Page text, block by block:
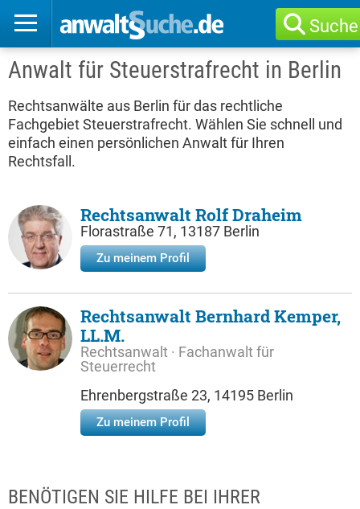
Suche
Anwalt für Steuerstrafrecht in Berlin
Rechtsanwälte aus Berlin für das rechtliche
Fachgebiet Steuerstrafrecht. Wählen Sie schnell und
einfach einen persönlichen Anwalt für Ihren
Rechtsfall.
Rechtsanwalt Rolf Draheim
Florastraße 71, 13187 Berlin
Zu meinem Profil
Rechtsanwalt Bernhard Kemper,
LL.M.
Rechtsanwalt · Fachanwalt für
Steuerrecht
Ehrenbergstraße 23, 14195 Berlin
Zu meinem Profil
BENÖTIGEN SIE HILFE BEI IHRER